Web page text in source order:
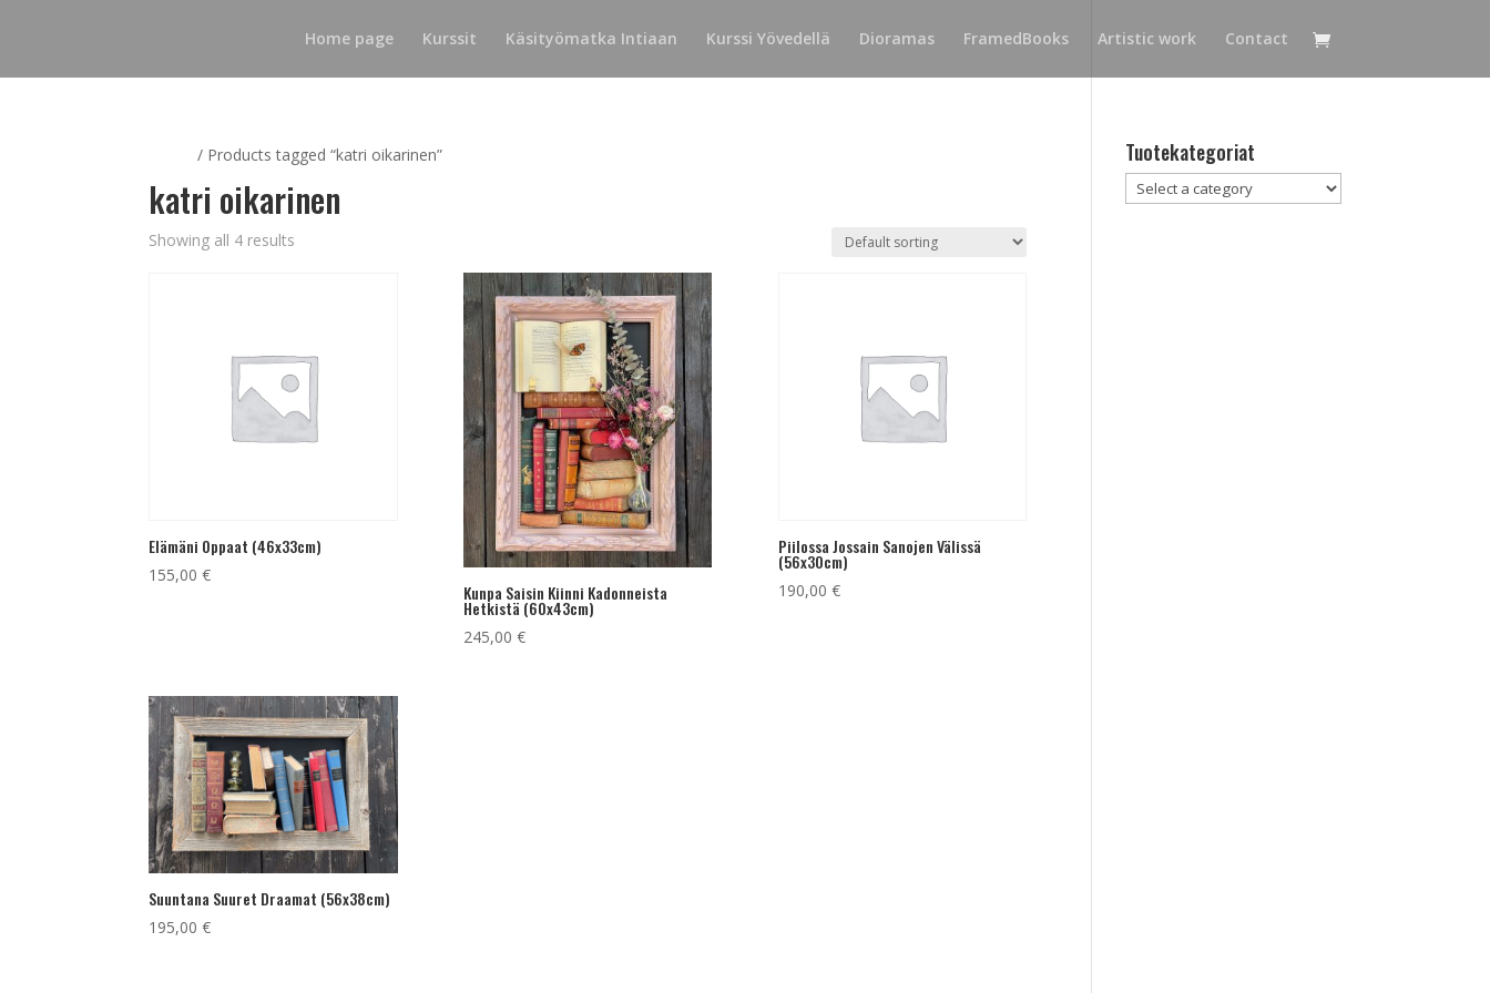
Home page Kurssit Käsityömatka Intiaan Kurssi Yövedellä Dioramas FramedBooks Artistic work Contact
/ Products tagged “katri oikarinen”
katri oikarinen
Showing all 4 results
Elämäni Oppaat (46x33cm)
155,00€
Kunpa Saisin Kiinni Kadonneista
Hetkistä (60x43cm)
245,00 €
Piilossa Jossain Sanojen Välissä
(56x30cm)
190,00 €
Suuntana Suuret Draamat (56x38cm)
195,00€
Tuotekategoriat